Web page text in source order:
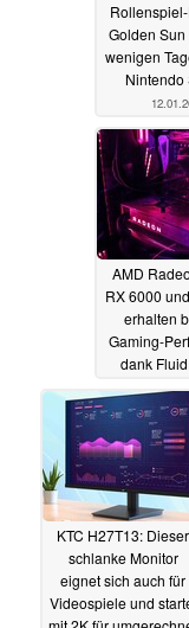
Golden Sun
wenigen
Nintendo
AMD
RX 6000
erhalten
Gaming-
dank
Frame
KTC H27T13: Dieser
schlanke Monitor
eignet sich auch für
Videospiele und